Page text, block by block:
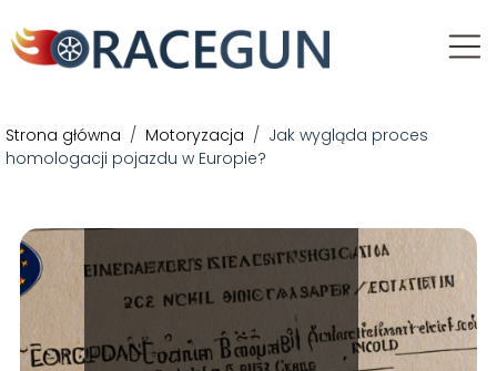
Strona główna / Motoryzacja / Jak wygląda proces
homologacji pojazdu w Europie?